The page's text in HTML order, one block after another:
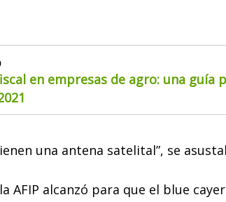
en empresas de agro: una guía
una antena satelital”, se
AFIP alcanzó para que el blue